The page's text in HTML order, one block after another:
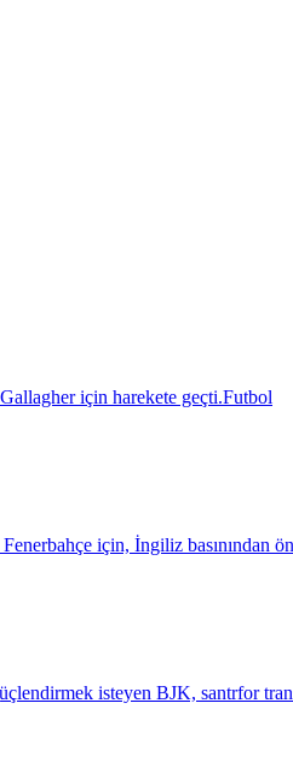
için harekete geçti.Futbol
için, İngiliz basınından
isteyen BJK, santrfor